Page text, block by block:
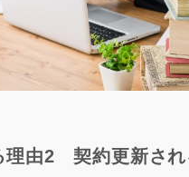
理由2 契約更新され